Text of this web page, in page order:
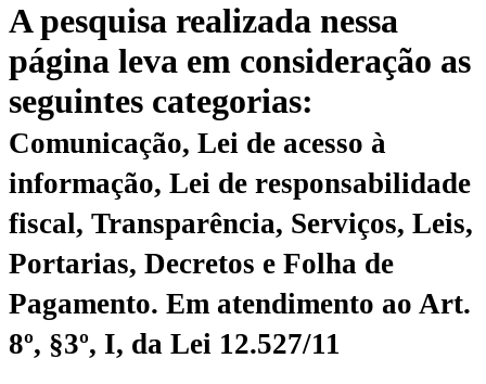
A pesquisa realizada nessa
página leva em consideração as
seguintes categorias:
Comunicação, Lei de acesso à
informação, Lei de responsabilidade
fiscal, Transparência, Serviços, Leis,
Portarias, Decretos e Folha de
Pagamento. Em atendimento ao Art.
8º, §3º, I, da Lei 12.527/11